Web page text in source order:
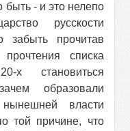
быть - и это нелепо
русскости
забыть прочитав
списка
20-х становиться
образовали
власти
той причине, что